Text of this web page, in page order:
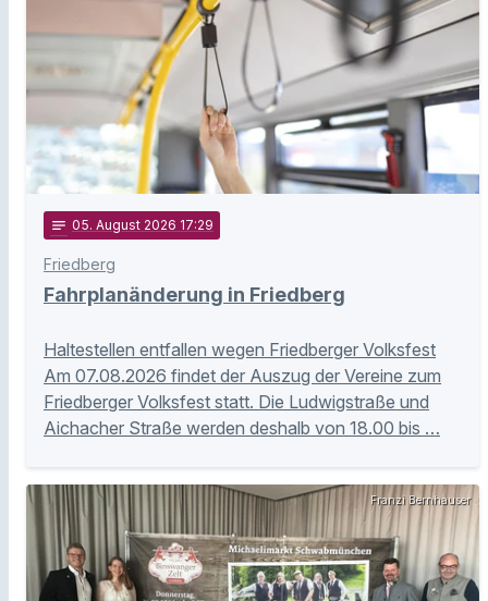
notes 05. August 2026 17:29
Friedberg
Fahrplanänderung in Friedberg
Haltestellen entfallen wegen Friedberger Volksfest
Am 07.08.2026 findet der Auszug der Vereine zum
Friedberger Volksfest statt. Die Ludwigstraße und
Aichacher Straße werden deshalb von 18.00 bis …
Franzi Bernhauser